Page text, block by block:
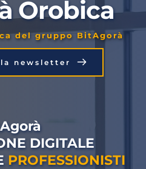
Orobica
del gruppo BitAgorà
newsletter
DIGITALE
PROFESSIONISTI